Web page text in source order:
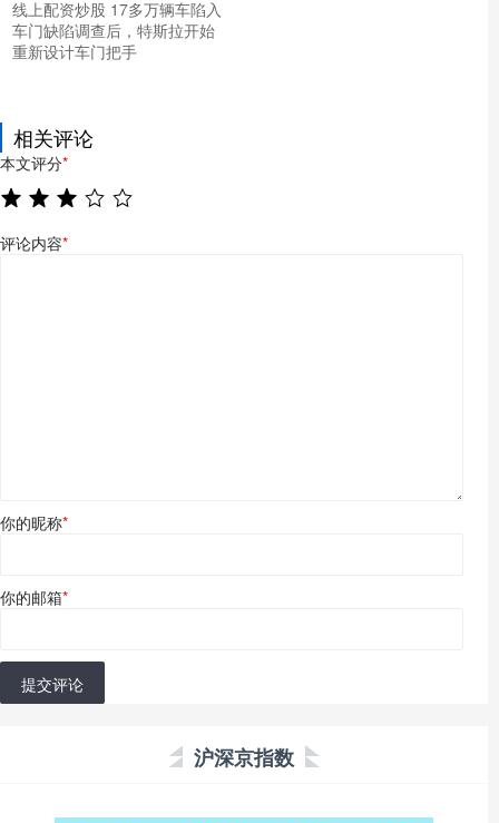
线上配资炒股 17多万辆车陷入
车门缺陷调查后，特斯拉开始
重新设计车门把手
相关评论
本文评分*
评论内容*
你的昵称*
你的邮箱*
提交评论
沪深京指数